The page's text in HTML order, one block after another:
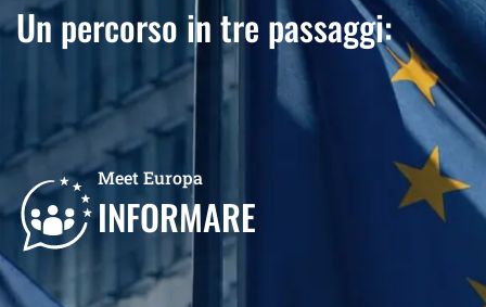
Un percorso in tre passaggi:
Meet Europa
INFORMARE